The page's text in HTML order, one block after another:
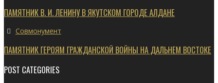
ПАМЯТНИК В. И. ЛЕНИНУ В ЯКУТСКОМ ГОРОДЕ АЛДАНЕ
Совмонумент
ПАМЯТНИК ГЕРОЯМ ГРАЖДАНСКОЙ ВОЙНЫ НА ДАЛЬНЕМ ВОСТОКЕ
POST CATEGORIES